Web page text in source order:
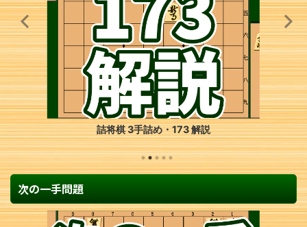
詰将棋 3手詰め・173 解説
次の一手問題